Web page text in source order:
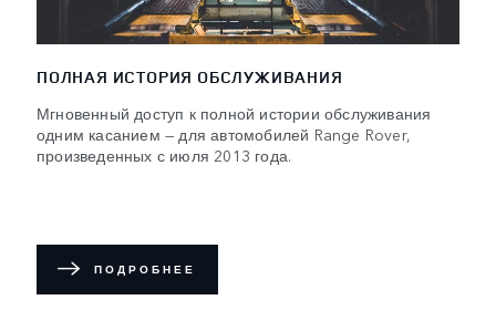
ПОЛНАЯ ИСТОРИЯ ОБСЛУЖИВАНИЯ
Мгновенный доступ к полной истории обслуживания
одним касанием — для автомобилей Range Rover,
произведенных с июля 2013 года.
ПОДРОБНЕЕ